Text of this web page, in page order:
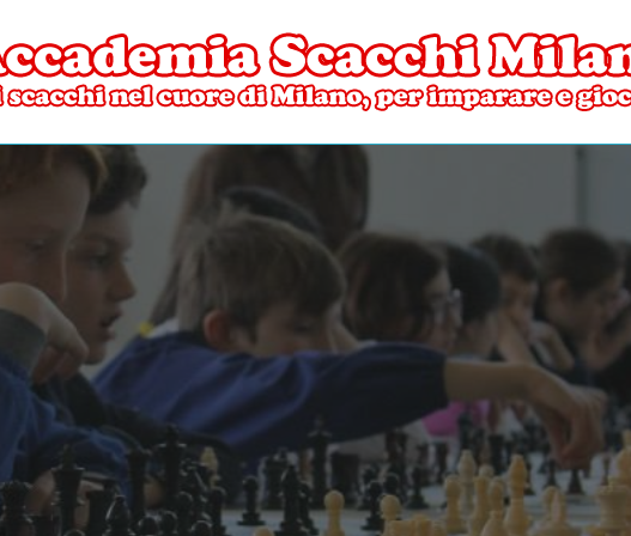
Scacchi Milano
di Milano